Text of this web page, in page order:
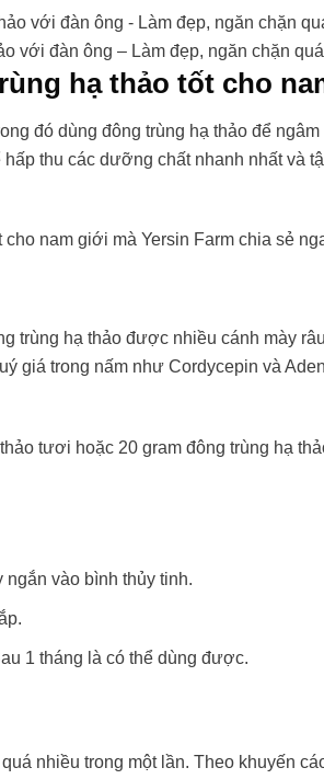
với đàn ông – Làm đẹp, ngăn chặn
hạ thảo tốt cho
đó dùng đông trùng hạ thảo để
thu các dưỡng chất nhanh nhất và
nam giới mà Yersin Farm chia sẻ
trùng hạ thảo được nhiều cánh mày
giá trong nấm như Cordycepin và
tươi hoặc 20 gram đông trùng hạ
vào bình thủy tinh.
1 tháng là có thể dùng được.
nhiều trong một lần. Theo khuyến